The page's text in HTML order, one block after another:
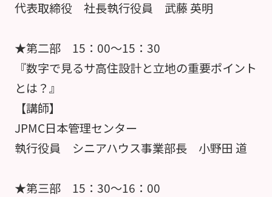
代表取締役 社長執行役員 武藤 英明
★第二部 15：00～15：30
『数字で見るサ高住設計と立地の重要ポイント
とは？』
【講師】
JPMC日本管理センター
執行役員 シニアハウス事業部長 小野田 道
★第三部 15：30～16：00